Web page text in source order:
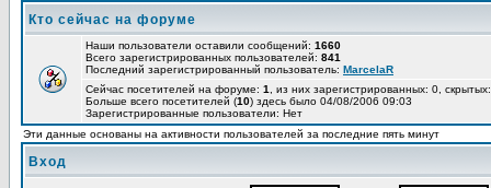
Кто сейчас на форуме
Наши пользователи оставили сообщений: 1660
Всего зарегистрированных пользователей: 841
Последний зарегистрированный пользователь: MarcelaR
Сейчас посетителей на форуме: 1
, из них зарегистрированных: 0,
Больше всего посетителей (10) здесь было 04/08/2006 09:03
Зарегистрированные пользователи: Нет
Эти данные основаны на активности пользователей за последние пять минут
Вход